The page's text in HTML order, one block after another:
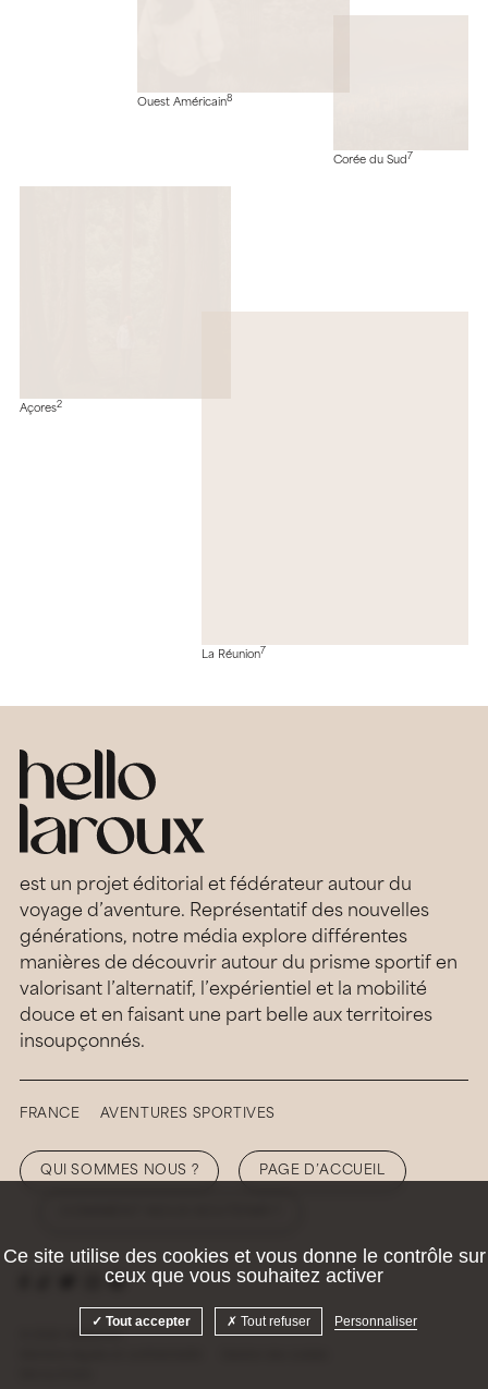
Ouest Américain8
Corée du Sud 7
Açores2
La Réunion7
est un projet éditorial et fédérateur autour du
voyage d’aventure. Représentatif des nouvelles
générations, notre média explore différentes
manières de découvrir autour du prisme sportif en
valorisant l’alternatif, l’expérientiel et la mobilité
douce et en faisant une part belle aux territoires
insoupçonnés.
FRANCE AVENTURES SPORTIVES
QUI SOMMES NOUS ? PAGE D’ACCUEIL
© 2026 Hellolaroux
Ce site utilise des cookies et vous donne le contrôle sur
ceux que vous souhaitez activer
Tout accepter Tout refuser Personnaliser